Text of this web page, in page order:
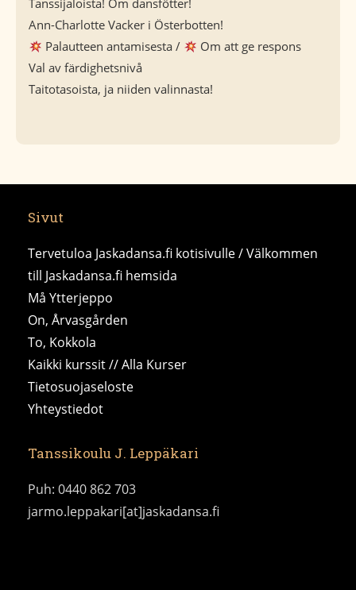
Tanssijaloista! Om dansfötter!
Ann-Charlotte Vacker i Österbotten!
Palautteen antamisesta /
Om att ge respons
Val av färdighetsnivå
Taitotasoista, ja niiden valinnasta!
Sivut
Tervetuloa Jaskadansa.fi kotisivulle / Välkommen
till Jaskadansa.fi hemsida
Må Ytterjeppo
On, Årvasgården
To, Kokkola
Kaikki kurssit // Alla Kurser
Tietosuojaseloste
Yhteystiedot
Tanssikoulu J. Leppäkari
Puh: 0440 862 703
jarmo.leppakari[at]jaskadansa.fi